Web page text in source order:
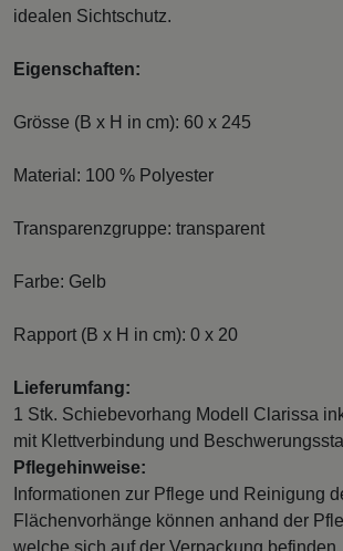
idealen Sichtschutz.
Eigenschaften:
Grösse (B x H in cm): 60 x 245
Material: 100 % Polyester
Transparenzgruppe: transparent
Farbe: Gelb
Rapport (B x H in cm): 0 x 20
Lieferumfang:
1 Stk. Schiebevorhang Modell Clarissa
mit Klettverbindung und
Pflegehinweise:
Informationen zur Pflege und Reinigung
Flächenvorhänge können anhand der
welche sich auf der Verpackung